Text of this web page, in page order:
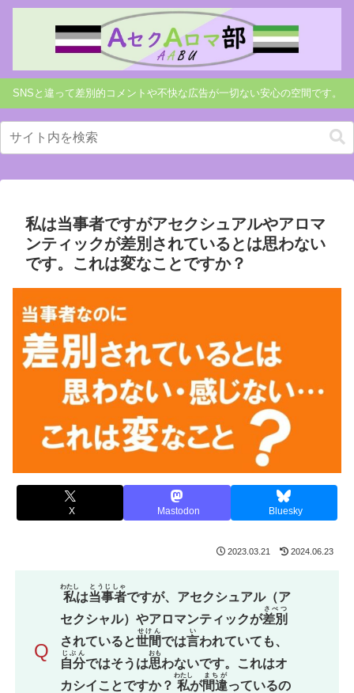
SNSと違って差別的コメントや不快な広告が一切ない安心の空間です。
私は当事者ですがアセクシュアルやアロマ
ンティックが差別されているとは思わない
です。これは変なことですか？
X Mastodon Bluesky
2023.03.21 2024.06.23
Q
私
わたし
は当事者
とうじしゃ
ですが、アセクシュアル（ア
セクシャル）やアロマンティックが差別
さべつ
されていると世間
せけん
では言
い
われていても、
自分
じぶん
ではそうは思
おも
わないです。これはオ
カシイことですか？私
わたし
が間違
まちが
っているの